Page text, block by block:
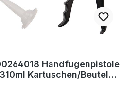
Handfugenpistole
Kartuschen/Beutel